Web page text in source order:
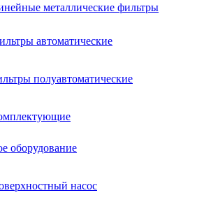
металлические фильтры
автоматические
полуавтоматические
оборудование
насос